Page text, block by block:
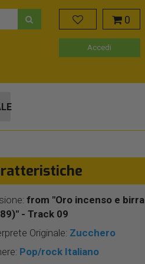
0
Accedi
from "Oro incenso e birra
- Track 09
Originale: Zucchero
Pop/rock Italiano